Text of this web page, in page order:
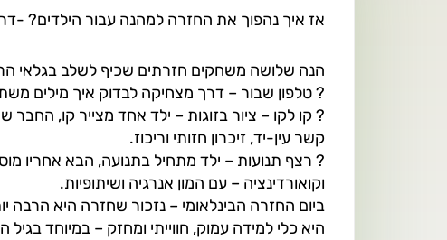
אז איך נהפוך את החזרה למהנה עבור הילדים? -
הנה שלושה משחקים חזרתים שכיף לשלב בגלאי
?טלפון שבור – דרך מצחיקה לבדוק איך מילים
?קו לקו – ציור בזוגות – ילד אחד מצייר קו,
קשר עין-יד, זיכרון חזותי וריכוז.
? רצף תנועות – ילד מתחיל בתנועה, הבא אחריו
וקואורדינציה – עם המון אנרגיה ושיתופיות.
ביום החזרה הבינלאומי – נזכור שחזרה היא הרבה
היא כלי למידה עמוק, חווייתי ומחזק – במיוחד בגיל